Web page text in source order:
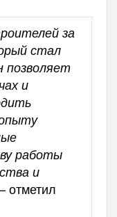
за
стал
позволяет
и
работы
и
отметил